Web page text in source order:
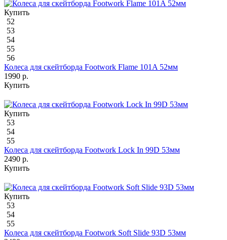
Купить
52
53
54
55
56
Колеса для скейтборда Footwork Flame 101A 52мм
1990 р.
Купить
Купить
53
54
55
Колеса для скейтборда Footwork Lock In 99D 53мм
2490 р.
Купить
Купить
53
54
55
Колеса для скейтборда Footwork Soft Slide 93D 53мм